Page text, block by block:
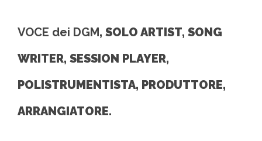
VOCE dei DGM, SOLO ARTIST, SONG
WRITER, SESSION PLAYER,
POLISTRUMENTISTA, PRODUTTORE,
ARRANGIATORE.